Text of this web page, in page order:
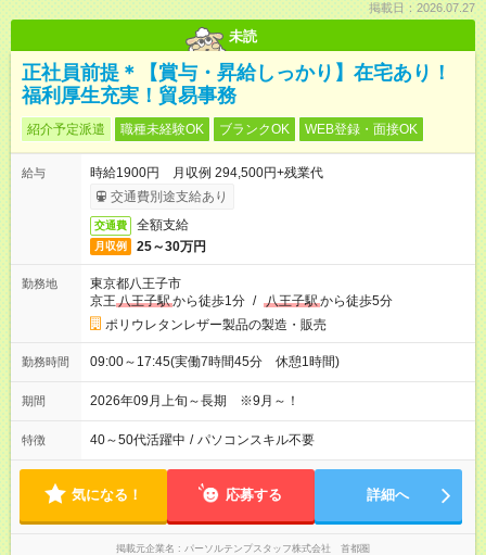
掲載日：2026.07.27
未読
正社員前提＊【賞与・昇給しっかり】在宅あり！
福利厚生充実！貿易事務
紹介予定派遣 職種未経験OK ブランクOK WEB登録・面接OK
給与
時給1900円 月収例 294,500円+残業代
交通費別途支給あり
交通費 全額支給
月収例 25～30万円
勤務地
東京都八王子市
京王 八王子駅から徒歩1分 / 八王子駅から徒歩5分
ポリウレタンレザー製品の製造・販売
勤務時間 09:00～17:45(実働7時間45分 休憩1時間)
期間 2026年09月上旬～長期 ※9月～！
特徴 40～50代活躍中 / パソコンスキル不要
気になる！ 応募する 詳細へ
掲載元企業名 パーソルテンプスタッフ株式会社 首都圏